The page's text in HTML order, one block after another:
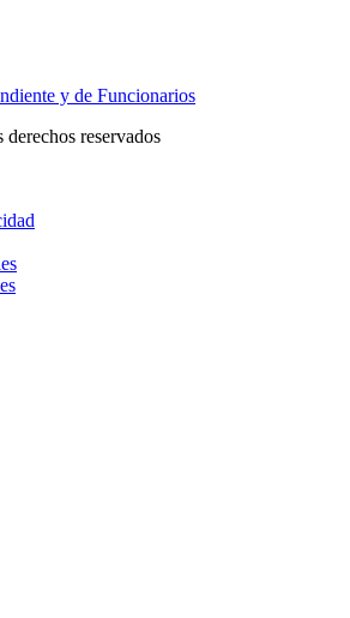
y de Funcionarios
reservados